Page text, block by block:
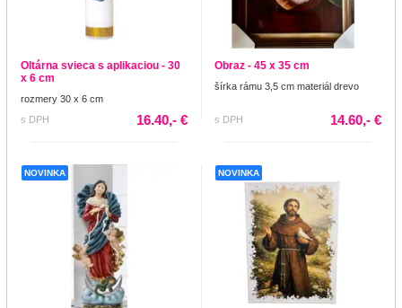
Oltárna svieca s aplikaciou - 30
x 6 cm
rozmery 30 x 6 cm
s DPH
16.40,- €
Obraz - 45 x 35 cm
šírka rámu 3,5 cm materiál drevo
s DPH 14.60,- €
NOVINKA NOVINKA